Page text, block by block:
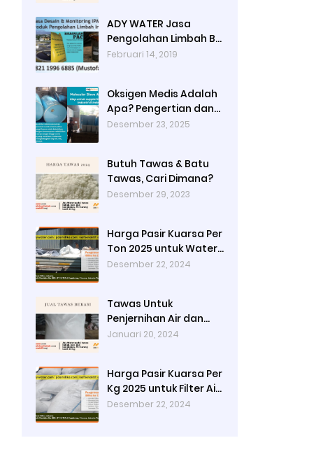
ADY WATER Jasa
Pengolahan Limbah B3
Pengolahan Limbah
Surabaya Tangerang
Selatan
Februari 14, 2019
Oksigen Medis Adalah
Apa? Pengertian dan
Peruntukannya
Desember 23, 2025
Butuh Tawas & Batu
Tawas, Cari Dimana?
Desember 29, 2023
Harga Pasir Kuarsa Per
Ton 2025 untuk Water
Treatment Plant di
Desember 22, 2024
Tawas Untuk
Penjernihan Air dan
Cara Kerjanya
Januari 20, 2024
Harga Pasir Kuarsa Per
Kg 2025 untuk Filter Air
Rumah Tangga
Desember 22, 2024